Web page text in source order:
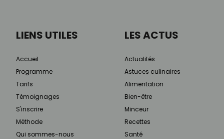
LIENS UTILES
Accueil
Programme
Tarifs
Témoignages
S'inscrire
Méthode
Qui sommes-nous
LES ACTUS
Actualités
Astuces culinaires
Alimentation
Bien-être
Minceur
Recettes
Santé